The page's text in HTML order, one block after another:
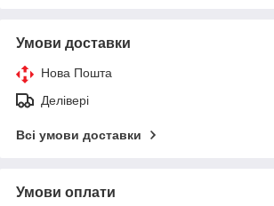
Умови доставки
Нова Пошта
Делівері
Всі умови доставки
Умови оплати